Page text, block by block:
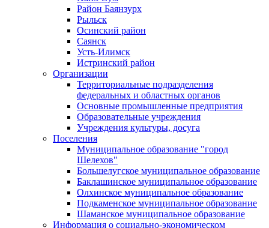
Район Баянзурх
Рыльск
Осинский район
Саянск
Усть-Илимск
Истринский район
Организации
Территориальные подразделения
федеральных и областных органов
Основные промышленные предприятия
Образовательные учреждения
Учреждения культуры, досуга
Поселения
Муниципальное образование "город
Шелехов"
Большелугское муниципальное образование
Баклашинское муниципальное образование
Олхинское муниципальное образование
Подкаменское муниципальное образование
Шаманское муниципальное образование
Информация о социально-экономическом